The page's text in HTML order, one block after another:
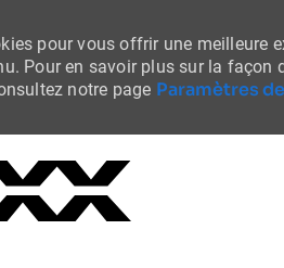
pour vous offrir une meilleure
Pour en savoir plus sur la
notre page Paramètres